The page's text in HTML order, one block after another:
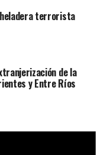
terrorista
de la
y Entre Ríos